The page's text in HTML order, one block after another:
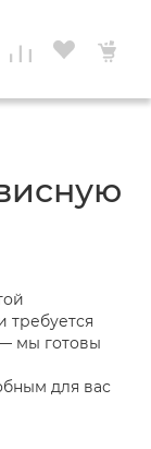
требуется
мы готовы
для вас